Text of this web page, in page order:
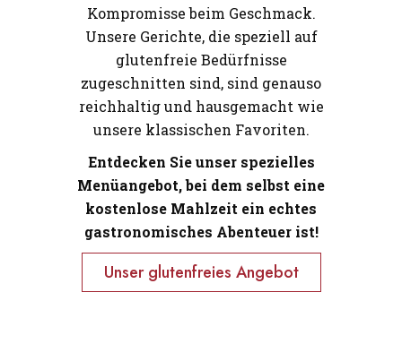
Kompromisse beim Geschmack.
Unsere Gerichte, die speziell auf
glutenfreie Bedürfnisse
zugeschnitten sind, sind genauso
reichhaltig und hausgemacht wie
unsere klassischen Favoriten.
Entdecken Sie unser spezielles
Menüangebot, bei dem selbst eine
kostenlose Mahlzeit ein echtes
gastronomisches Abenteuer ist!
Unser glutenfreies Angebot